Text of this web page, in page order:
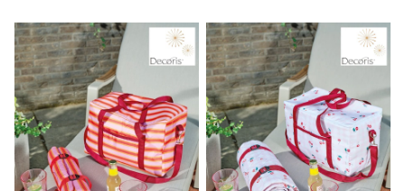
Skirts
Shop all
Shop All
Disney
Marvel
Paw Patrol
Peppa Pig
Gaming
Harry Potter
Spider man